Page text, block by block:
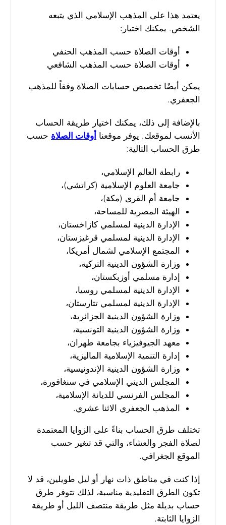
يعتمد هذا على المذهب الإسلامي الذي يتبعه
الشخص. يمكنك اختيار:
أوقات الصلاة حسب المذهب الحنفي
أوقات الصلاة حسب المذهب الشافعي
يمكن أيضًا تخصيص حسابات الصلاة وفقاً للمذهب
الجعفري.
بالإضافة إلى ذلك، يمكنك اختيار طريقة الحساب
الأنسب لموقعك. يوفر موقعنا أوقات الصلاة حسب
طرق الحساب التالية:
رابطة العالم الإسلامي،
جامعة العلوم الإسلامية (كراتشي)،
جامعة أم القرى (مكة)،
الهيئة المصرية للمساحة،
الإدارة الدينية لمسلمي كازاخستان،
الإدارة الدينية لمسلمي قرغيزستان،
المجتمع الإسلامي لشمال أمريكا،
وزارة الشؤون الدينية التركية،
إدارة مسلمي أوزبكستان،
الإدارة الدينية لمسلمي روسيا،
الإدارة الدينية لمسلمي تتارستان،
وزارة الشؤون الدينية الجزائرية،
وزارة الشؤون الدينية التونسية،
معهد الجيوفيزياء بجامعة طهران،
إدارة التنمية الإسلامية الماليزية،
وزارة الشؤون الدينية الإندونيسية،
المجلس الديني الإسلامي في سنغافورة،
المجلس الفرنسي للديانة الإسلامية،
المذهب الجعفري الاثنا عشري.
تختلف طرق الحساب بناءً على الزوايا المعتمدة
لصلاة الفجر والعشاء، والتي قد تتغير حسب
الموقع الجغرافي.
إذا كنت في مناطق ذات نهار أو ليل طويلين، قد لا
تكون الطرق التقليدية مناسبة، لذلك تتوفر طرق
حساب بديلة مثل طريقة منتصف الليل أو طريقة
الزوايا الثابتة.